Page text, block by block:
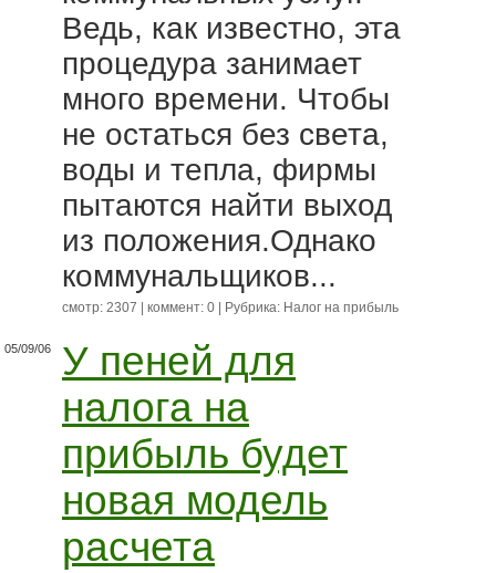
Ведь, как известно, эта
процедура занимает
много времени. Чтобы
не остаться без света,
воды и тепла, фирмы
пытаются найти выход
из положения.Однако
коммунальщиков...
смотр: 2307 | коммент: 0 | Рубрика: Налог на прибыль
05/09/06
У пеней для
налога на
прибыль будет
новая модель
расчета